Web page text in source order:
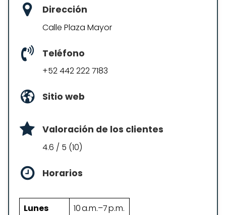
Dirección
Calle Plaza Mayor
Teléfono
+52 442 222 7183
Sitio web
Valoración de los clientes
4.6 / 5 (10)
Horarios
Lunes
10 a.m.–7 p.m.